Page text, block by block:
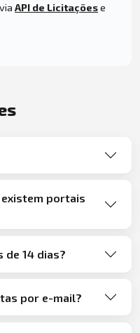
API de Licitaçõese
existem portais
de 14 dias?
por e-mail?